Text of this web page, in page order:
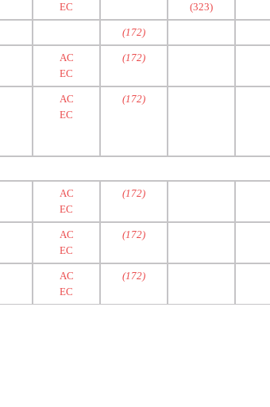
(323)
EC
(172)
(172)
AC
EC
(172)
AC
EC
(172)
AC
EC
(172)
AC
EC
(172)
AC
EC